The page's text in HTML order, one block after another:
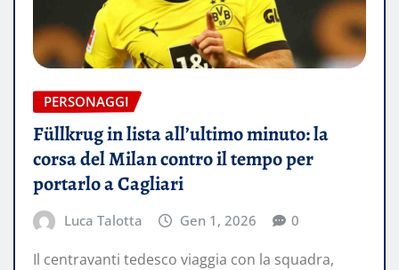
PERSONAGGI
Füllkrug in lista all’ultimo minuto: la
corsa del Milan contro il tempo per
portarlo a Cagliari
Luca Talotta Gen 1, 2026 0
Il centravanti tedesco viaggia con la squadra,